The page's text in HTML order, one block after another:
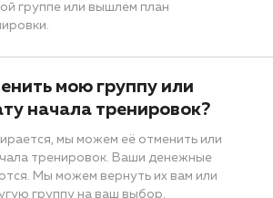
группе или вышлем план
мою группу или
начала тренировок?
мы можем её отменить или
тренировок. Ваши денежные
Мы можем вернуть их вам или
группу на ваш выбор.